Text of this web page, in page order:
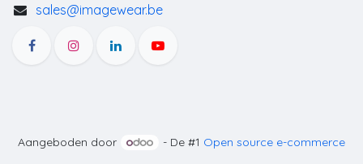
sales@imagewear.be
Aangeboden door - De #1 Open source e-commerce